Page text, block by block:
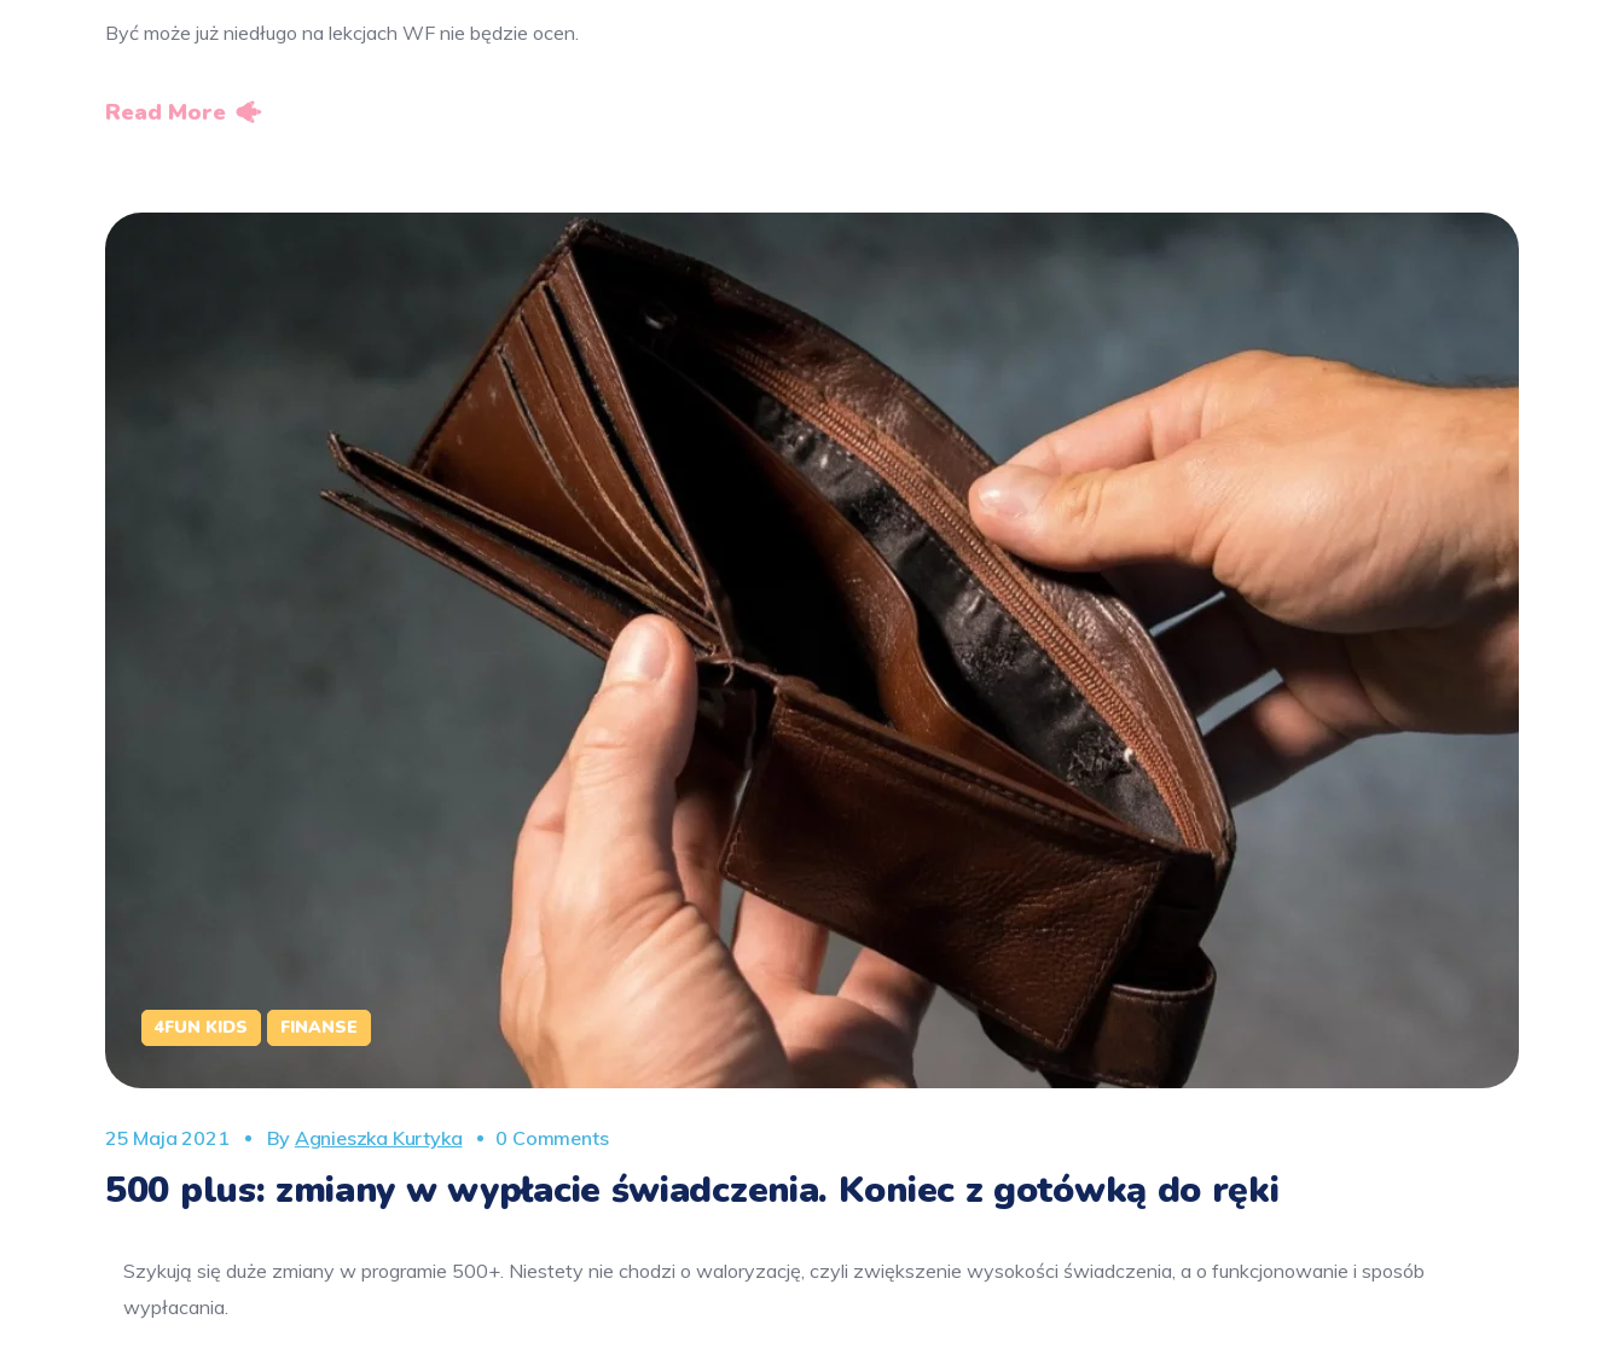
Być może już niedługo na lekcjach WF nie będzie ocen.
Read More
4FUN KIDS FINANSE
25 Maja 2021 By Agnieszka Kurtyka 0 Comments
500 plus: zmiany w wypłacie świadczenia. Koniec z gotówką do ręki
Szykują się duże zmiany w programie 500+. Niestety nie chodzi o waloryzację, czyli zwiększenie wysokości świadczenia, a o funkcjonowanie i sposób
wypłacania.